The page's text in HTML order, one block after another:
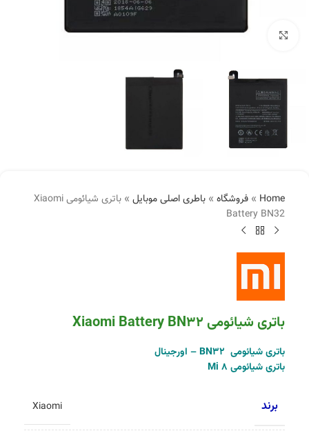
بزرگنمایی تصویر
Home
» فروشگاه » باطری اصلی موبایل »
باتری شیائومی Xiaomi
Battery BN32
باتری شیائومی Xiaomi Battery BN32
باتری شیائومی BN32 – اورجینال
باتری شیائومی Mi 8
برند Xiaomi